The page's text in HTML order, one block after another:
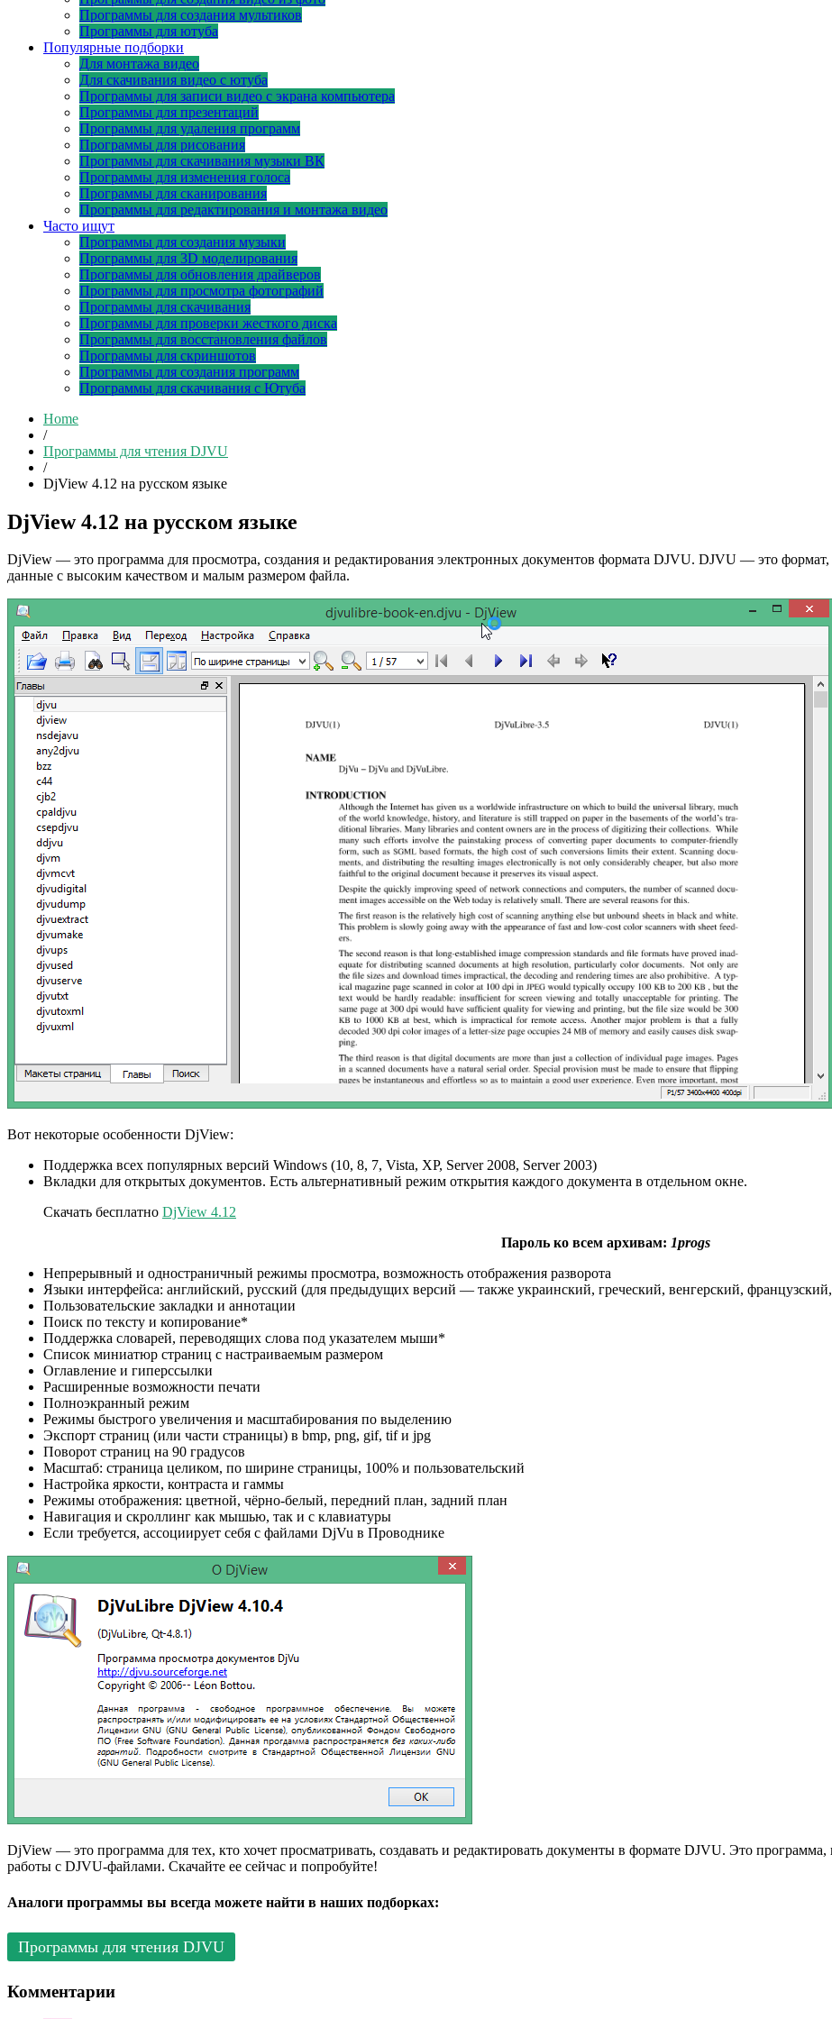
Программы для создания мультиков
Программы для ютуба
Популярные подборки
Для монтажа видео
Для скачивания видео с ютуба
Программы для записи видео с экрана компьютера
Программы для презентаций
Программы для удаления программ
Программы для рисования
Программы для скачивания музыки ВК
Программы для изменения голоса
Программы для сканирования
Программы для редактирования и монтажа видео
Часто ищут
Программы для создания музыки
Программы для 3D моделирования
Программы для обновления драйверов
Программы для просмотра фотографий
Программы для скачивания
Программы для проверки жесткого диска
Программы для восстановления файлов
Программы для скриншотов
Программы для создания программ
Программы для скачивания с Ютуба
Home
/
Программы для чтения DJVU
/
DjView 4.12 на русском языке
DjView 4.12 на русском языке
DjView — это программа для просмотра, создания и редактирования электронных документов формата DJVU. DJVU — это формат,
данные с высоким качеством и малым размером файла.
Вот некоторые особенности DjView:
Поддержка всех популярных версий Windows (10, 8, 7, Vista, XP, Server 2008, Server 2003)
Вкладки для открытых документов. Есть альтернативный режим открытия каждого документа в отдельном окне.
Скачать бесплатно DjView 4.12
Пароль ко всем архивам: 1progs
Непрерывный и одностраничный режимы просмотра, возможность отображения разворота
Языки интерфейса: английский, русский (для предыдущих версий — также украинский, греческий, венгерский,
Пользовательские закладки и аннотации
Поиск по тексту и копирование*
Поддержка словарей, переводящих слова под указателем мыши*
Список миниатюр страниц с настраиваемым размером
Оглавление и гиперссылки
Расширенные возможности печати
Полноэкранный режим
Режимы быстрого увеличения и масштабирования по выделению
Экспорт страниц (или части страницы) в bmp, png, gif, tif и jpg
Поворот страниц на 90 градусов
Масштаб: страница целиком, по ширине страницы, 100% и пользовательский
Настройка яркости, контраста и гаммы
Режимы отображения: цветной, чёрно-белый, передний план, задний план
Навигация и скроллинг как мышью, так и с клавиатуры
Если требуется, ассоциирует себя с файлами DjVu в Проводнике
DjView — это программа для тех, кто хочет просматривать, создавать и редактировать документы в формате DJVU. Это
работы с DJVU-файлами. Скачайте ее сейчас и попробуйте!
Аналоги программы вы всегда можете найти в наших подборках:
Программы для чтения DJVU
Комментарии